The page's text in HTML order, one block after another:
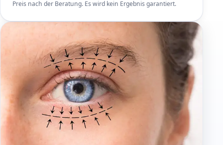
Preis nach der Beratung. Es wird kein Ergebnis garantiert.